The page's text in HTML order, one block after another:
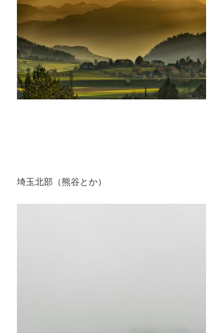
埼玉北部（熊谷とか）